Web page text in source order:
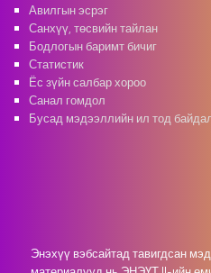
Авилгын эсрэг
Санхүү, төсвийн тайлан
Бодлогын баримт бичиг
Статистик
Ёс зүйн салбар хороо
Санал гомдол
Бусад мэдээллийн ил тод
Энэхүү вэбсайтад тавигдсан